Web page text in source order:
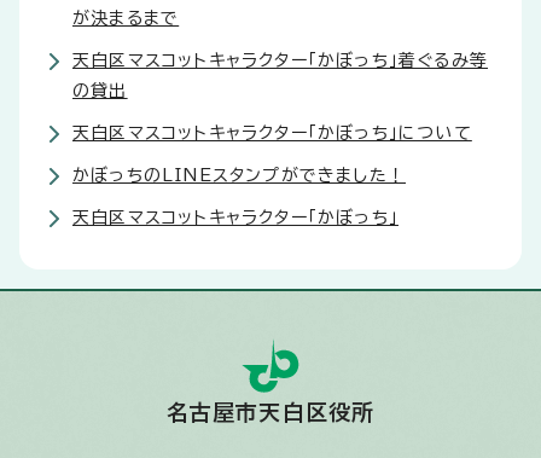
が決まるまで
天白区マスコットキャラクター「かぼっち」着ぐるみ等
の貸出
天白区マスコットキャラクター「かぼっち」について
かぼっちのLINEスタンプができました！
天白区マスコットキャラクター「かぼっち」
名古屋市天白区役所